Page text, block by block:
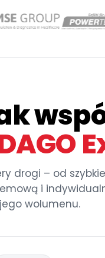
drogi – od
i
wolumenu.